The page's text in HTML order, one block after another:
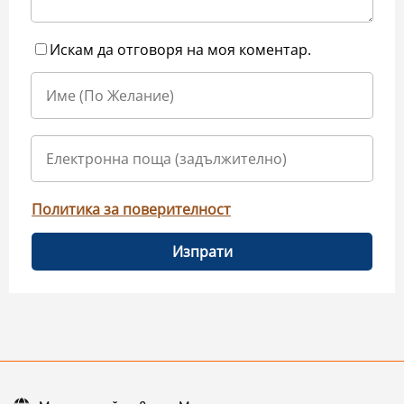
Искам да отговоря на моя коментар.
Политика за поверителност
Изпрати